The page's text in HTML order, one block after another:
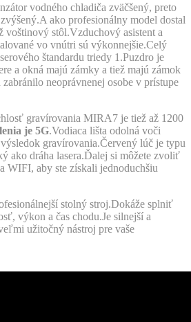
vodného chladiča zväčšený, preto
ako profesionálny model dostal
voštinový stôl.Vzduchový asistent a
vo vnútri sú výkonnejšie.Celý
štandardu triedy 1.Puzdro je
a okná majú zámky a tiež majú zámok
neoprávnenej osobe v prístupe
gravírovania MIRA7 je tiež až 1200
je 5G.Vodiaca lišta odolná voči
gravírovania.Červený lúč je typu
ako dráha lasera.Ďalej si môžete zvoliť
WIFI, aby ste získali jednoduchšiu
stolný stroj.Dokáže splniť
výkon a čas chodu.Je silnejší a
užitočný nástroj pre vaše